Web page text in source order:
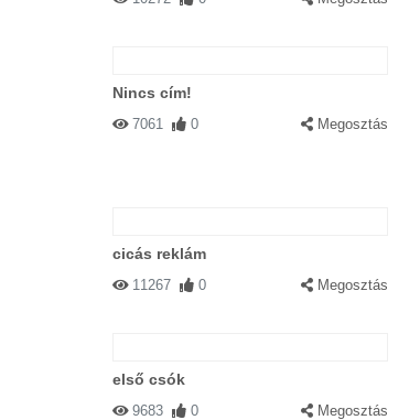
Nincs cím!
7061 0 Megosztás
cicás reklám
11267 0 Megosztás
első csók
9683 0 Megosztás